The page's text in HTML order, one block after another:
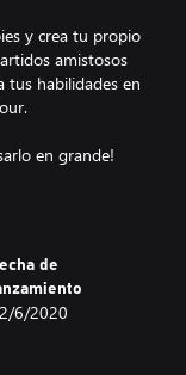
y crea tu propio
amistosos
tus habilidades en
en grande!
de
6/2020